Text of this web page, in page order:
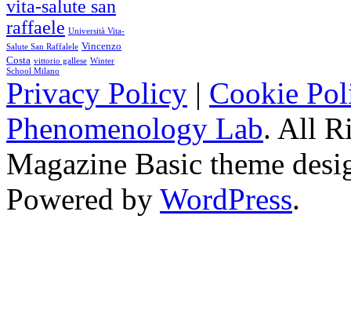
vita-salute san
raffaele Università Vita-
Salute San Raffalele Vincenzo
Costa vittorio gallese Winter
School Milano
Privacy Policy | Cookie
Phenomenology Lab. All
Magazine Basic theme
Powered by WordPress.